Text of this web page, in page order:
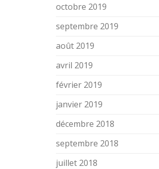
octobre 2019
septembre 2019
août 2019
avril 2019
février 2019
janvier 2019
décembre 2018
septembre 2018
juillet 2018